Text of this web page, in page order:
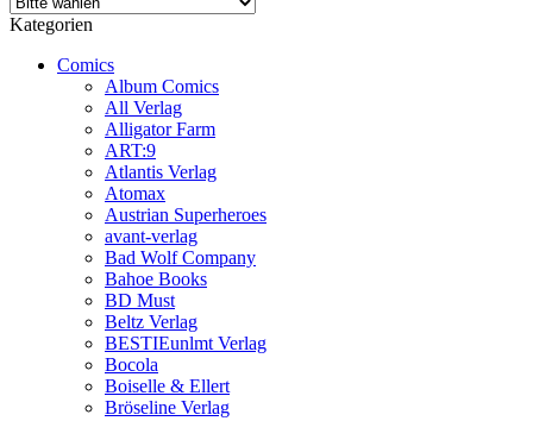
Kategorien
Comics
Album Comics
All Verlag
Alligator Farm
ART:9
Atlantis Verlag
Atomax
Austrian Superheroes
avant-verlag
Bad Wolf Company
Bahoe Books
BD Must
Beltz Verlag
BESTIEunlmt Verlag
Bocola
Boiselle & Ellert
Bröseline Verlag